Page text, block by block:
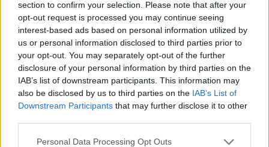
section to confirm your selection. Please note that after your
opt-out request is processed you may continue seeing
interest-based ads based on personal information utilized by
us or personal information disclosed to third parties prior to
your opt-out. You may separately opt-out of the further
disclosure of your personal information by third parties on the
IAB’s list of downstream participants. This information may
also be disclosed by us to third parties on the IAB’s List of
Downstream Participants that may further disclose it to other
Please note that this website/app uses one or more Google
Personal Data Processing Opt Outs
έρευνας, εκπροσώπους των πρυτανικών αρχών.